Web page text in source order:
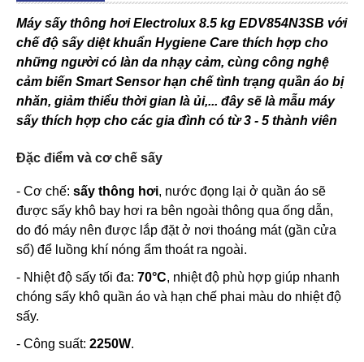
Máy sấy thông hơi Electrolux 8.5 kg EDV854N3SB với
chế độ sấy diệt khuẩn Hygiene Care thích hợp cho
những người có làn da nhạy cảm, cùng công nghệ
cảm biến Smart Sensor hạn chế tình trạng quần áo bị
nhăn, giảm thiểu thời gian là ủi,... đây sẽ là mẫu máy
sấy thích hợp cho các gia đình có từ 3 - 5 thành viên
Đặc điểm và cơ chế sấy
- Cơ chế: sấy thông hơi, nước đọng lại ở quần áo sẽ
được sấy khô bay hơi ra bên ngoài thông qua ống dẫn,
do đó máy nên được lắp đặt ở nơi thoáng mát (gần cửa
sổ) để luồng khí nóng ẩm thoát ra ngoài.
- Nhiệt độ sấy tối đa: 70°C, nhiệt độ phù hợp giúp nhanh
chóng sấy khô quần áo và hạn chế phai màu do nhiệt độ
sấy.
- Công suất: 2250W.